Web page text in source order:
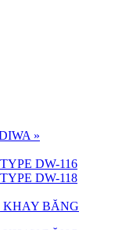
»
DW-116
DW-118
KHAY BĂNG